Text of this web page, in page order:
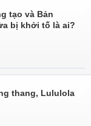
tạo và Bản
bị khởi tố là ai?
thang, Lululola